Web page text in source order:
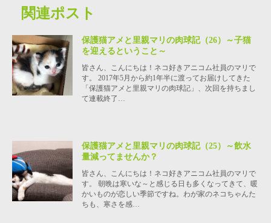
関連ポスト
保護猫アメと里親マリの肉球記（26）～子猫
を迎えるということ～
皆さん、こんにちは！ネコ好きアニコム社員のマリで
す。 2017年5月から約1年半に渡ってお届けしてきた
「保護猫アメと里親マリの肉球記」、次回を持ちまし
て連載終了…
保護猫アメと里親マリの肉球記（25）～飲水
量減ってませんか？
皆さん、こんにちは！ネコ好きアニコム社員のマリで
す。 朝晩は寒いな～と感じる日も多くなってきて、暖
かいものが恋しい季節ですね。わが家のネコちゃんた
ちも、寒さを感…